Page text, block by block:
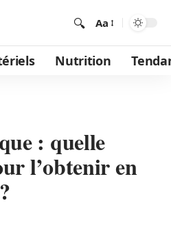
Aa
Nutrition
: quelle
l’obtenir en